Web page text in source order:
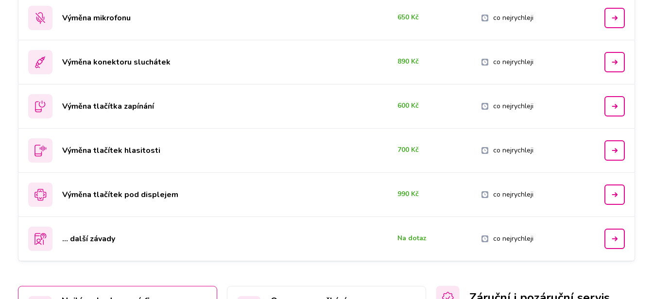
Výměna mikrofonu 650 Kč co nejrychleji
Výměna konektoru sluchátek 890 Kč co nejrychleji
Výměna tlačítka zapínání 600 Kč co nejrychleji
Výměna tlačítek hlasitosti 700 Kč co nejrychleji
Výměna tlačítek pod displejem 990 Kč co nejrychleji
... další závady Na dotaz co nejrychleji